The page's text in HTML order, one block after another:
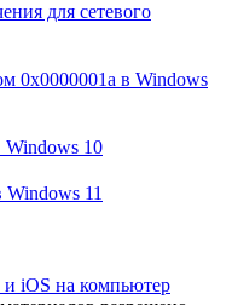
для сетевого
0x0000001a в Windows
Windows 10
11
iOS на компьютер